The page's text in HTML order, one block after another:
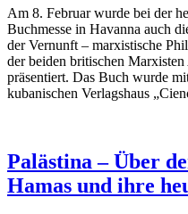
Am 8. Februar wurde bei der
Buchmesse in Havanna auch
der Vernunft – marxistische
der beiden britischen
präsentiert. Das Buch wurde
kubanischen Verlagshaus
Palästina – Über
Hamas und ihre